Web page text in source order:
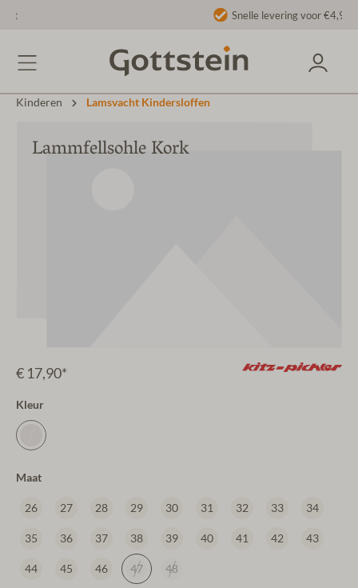
Snelle levering voor €4,90
Kinderen Lamsvacht Kindersloffen
Lammfellsohle Kork
€ 17,90*
Kleur
Maat
26 27 28 29 30 31 32 33 34
35 36 37 38 39 40 41 42 43
44 45 46 47 48